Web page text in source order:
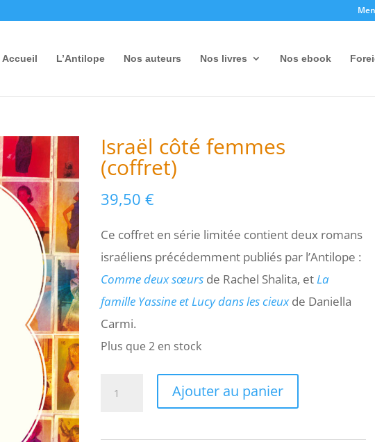
Accueil L’Antilope Nos auteurs Nos livres Nos ebook
Israël côté femmes
(coffret)
39,50€
Ce coffret en série limitée contient deux romans
israéliens précédemment publiés par l’Antilope :
Comme deux sœurs de Rachel Shalita, etLa
famille Yassine et Lucy dans les cieuxde Daniella
Carmi.
Plus que 2 en stock
Ajouter au panier